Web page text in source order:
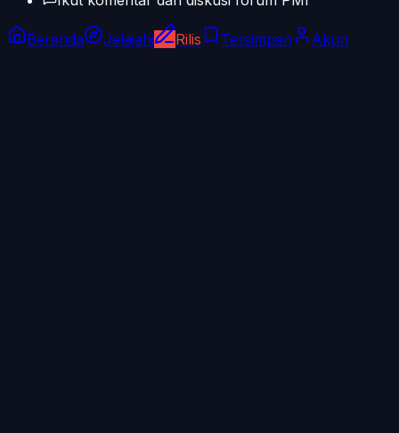
Beranda Jelajahi Rilis Tersimpan Akun